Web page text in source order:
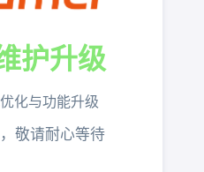
护升级
化与功能升级
敬请耐心等待